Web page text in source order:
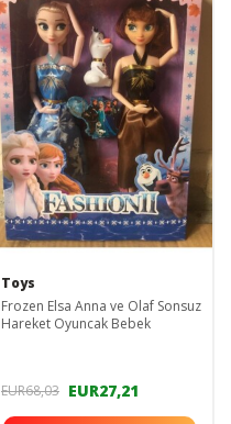
Toys
Frozen Elsa Anna ve Olaf Sonsuz
Hareket Oyuncak Bebek
EUR68,03 EUR27,21